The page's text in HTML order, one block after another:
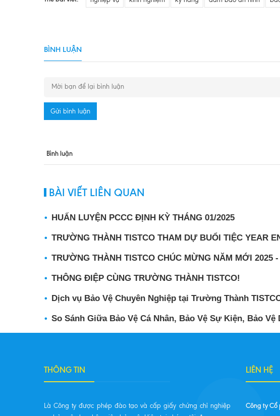
BÌNH LUẬN
Gửi bình luận
Bình luận
BÀI VIẾT LIÊN QUAN
HUẤN LUYỆN PCCC ĐỊNH KỲ THÁNG 01/2025
TRƯỜNG THÀNH TISTCO THAM DỰ BUỔI TIỆC YEAR
TRƯỜNG THÀNH TISTCO CHÚC MỪNG NĂM MỚI
THÔNG ĐIỆP CÙNG TRƯỜNG THÀNH TISTCO!
Dịch vụ Bảo Vệ Chuyên Nghiệp tại Trường Thành
So Sánh Giữa Bảo Vệ Cá Nhân, Bảo Vệ Sự Kiện, Bảo Vệ
THÔNG TIN
Là Công ty được phép đào tạo và cấp giấy chứng chỉ nghiệp
LIÊN HỆ
Công ty Cổ